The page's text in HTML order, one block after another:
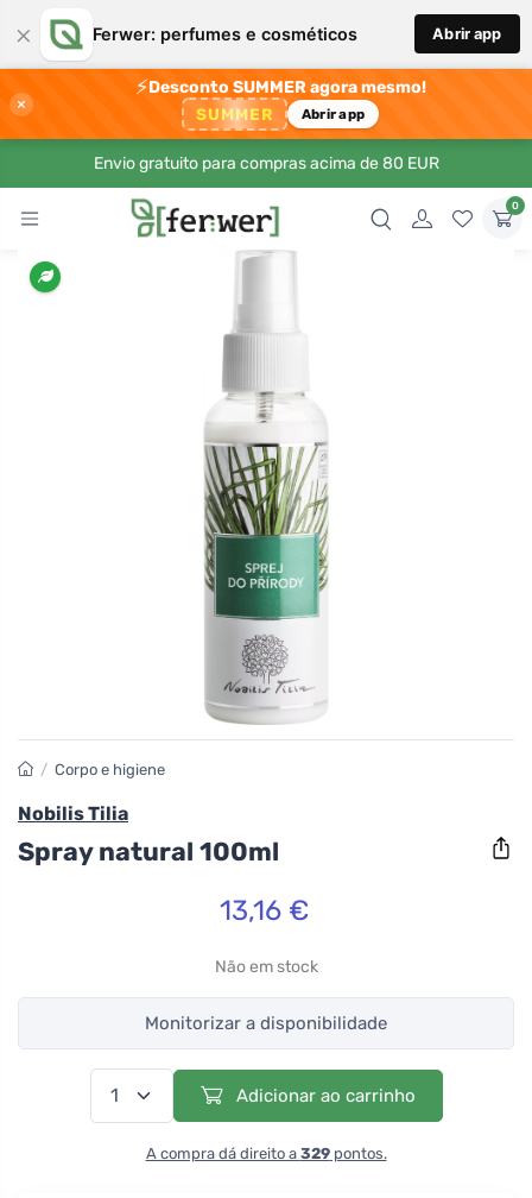
× Ferwer: perfumes e cosméticos Abrir app
×
⚡Desconto SUMMER agora mesmo!
SUMMER Abrir app
Envio gratuito para compras acima de 80 EUR
0
/ Corpo e higiene
Nobilis Tilia
Spray natural 100ml
13,16 €
Não em stock
Monitorizar a disponibilidade
Adicionar ao carrinho
A compra dá direito a 329pontos.